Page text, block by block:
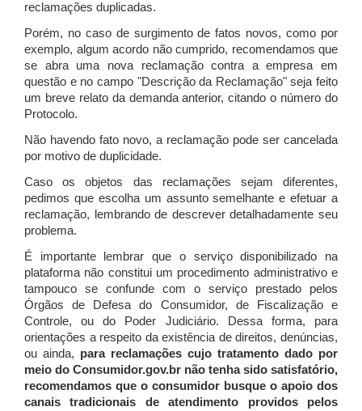
reclamações duplicadas.
Porém, no caso de surgimento de fatos novos, como por
exemplo, algum acordo não cumprido, recomendamos que
se abra uma nova reclamação contra a empresa em
questão e no campo "Descrição da Reclamação" seja feito
um breve relato da demanda anterior, citando o número do
Protocolo.
Não havendo fato novo, a reclamação pode ser cancelada
por motivo de duplicidade.
Caso os objetos das reclamações sejam diferentes,
pedimos que escolha um assunto semelhante e efetuar a
reclamação, lembrando de descrever detalhadamente seu
problema.
É importante lembrar que o serviço disponibilizado na
plataforma não constitui um procedimento administrativo e
tampouco se confunde com o serviço prestado pelos
Órgãos de Defesa do Consumidor, de Fiscalização e
Controle, ou do Poder Judiciário. Dessa forma, para
orientações a respeito da existência de direitos, denúncias,
ou ainda, para reclamações cujo tratamento dado por
meio do Consumidor.gov.br não tenha sido satisfatório,
recomendamos que o consumidor busque o apoio dos
canais tradicionais de atendimento providos pelos